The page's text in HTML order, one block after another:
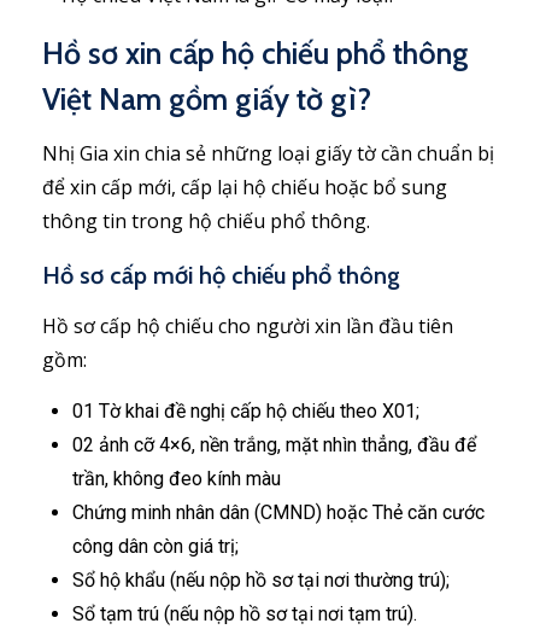
Hồ sơ xin cấp hộ chiếu phổ thông
Việt Nam gồm giấy tờ gì?
Nhị Gia xin chia sẻ những loại giấy tờ cần chuẩn bị
để xin cấp mới, cấp lại hộ chiếu hoặc bổ sung
thông tin trong hộ chiếu phổ thông.
Hồ sơ cấp mới hộ chiếu phổ thông
Hồ sơ cấp hộ chiếu cho người xin lần đầu tiên
gồm:
01 Tờ khai đề nghị cấp hộ chiếu theo X01;
02 ảnh cỡ 4×6, nền trắng, mặt nhìn thẳng, đầu để
trần, không đeo kính màu
Chứng minh nhân dân (CMND) hoặc Thẻ căn cước
công dân còn giá trị;
Sổ hộ khẩu (nếu nộp hồ sơ tại nơi thường trú);
Sổ tạm trú (nếu nộp hồ sơ tại nơi tạm trú).